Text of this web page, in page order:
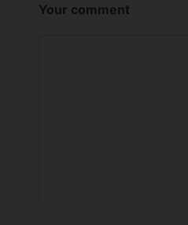
Your comment